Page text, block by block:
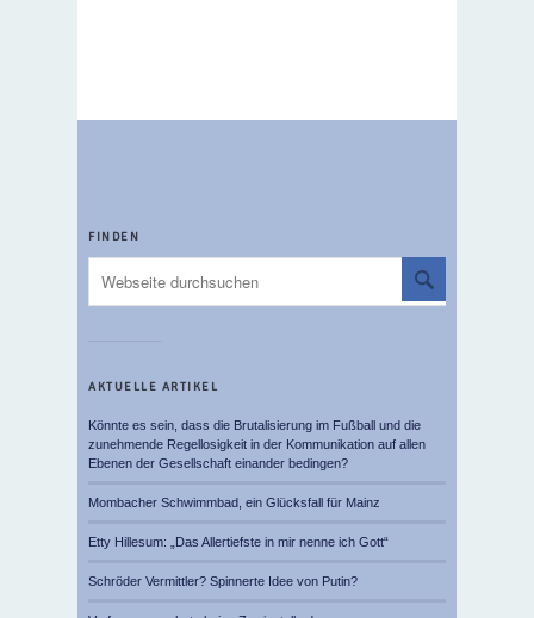
FINDEN
AKTUELLE ARTIKEL
Könnte es sein, dass die Brutalisierung im Fußball und die
zunehmende Regellosigkeit in der Kommunikation auf allen
Ebenen der Gesellschaft einander bedingen?
Mombacher Schwimmbad, ein Glücksfall für Mainz
Etty Hillesum: „Das Allertiefste in mir nenne ich Gott“
Schröder Vermittler? Spinnerte Idee von Putin?